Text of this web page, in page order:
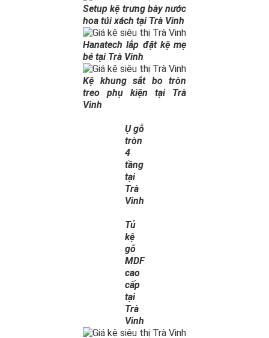
Setup kệ trưng bày nước
hoa túi xách tại Trà Vinh
Hanatech lắp đặt kệ mẹ
bé tại Trà Vinh
Kệ khung sắt bo tròn
treo phụ kiện tại Trà
Vinh
Ụ gỗ
tròn
4
tầng
tại
Trà
Vinh
Tủ
kệ
gỗ
MDF
cao
cấp
tại
Trà
Vinh